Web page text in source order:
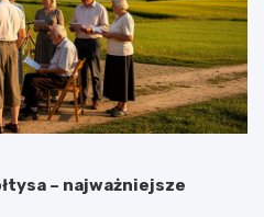
– najważniejsze